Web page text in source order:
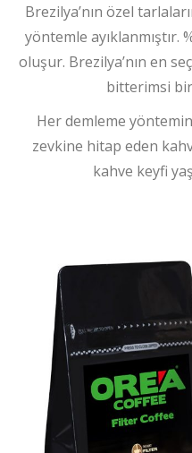
Brezilya’nın özel
yöntemle ayıklanmıştır.
oluşur. Brezilya’nın en
bitterimsi
Her demleme
zevkine hitap eden
kahve keyfi